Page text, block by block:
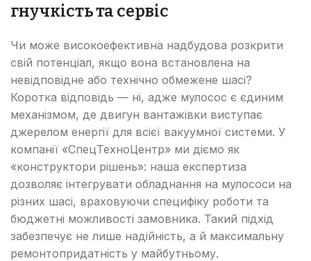
гнучкість та сервіс
Чи може високоефективна надбудова розкрити
свій потенціал, якщо вона встановлена на
невідповідне або технічно обмежене шасі?
Коротка відповідь — ні, адже мулосос є єдиним
механізмом, де двигун вантажівки виступає
джерелом енергії для всієї вакуумної системи. У
компанії «СпецТехноЦентр» ми діємо як
«конструктори рішень»: наша експертиза
дозволяє інтегрувати обладнання на мулососи на
різних шасі, враховуючи специфіку роботи та
бюджетні можливості замовника. Такий підхід
забезпечує не лише надійність, а й максимальну
ремонтопридатність у майбутньому.